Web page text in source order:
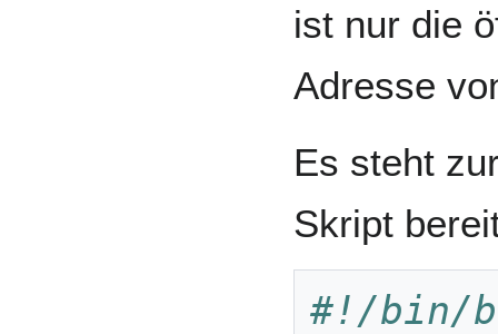
ist nur die
Adresse
Es steht
Skript
#!/bin/